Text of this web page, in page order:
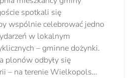
spotkali się
wspólnie celebrować jedno
w lokalnym
– gminne dożynki.
plonów odbyły się
– na terenie Wielkopols…